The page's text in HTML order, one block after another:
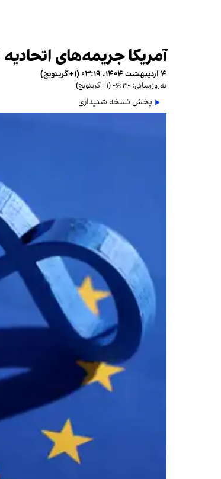
آمریکا جریمه‌های
۴ اردیبهشت ۱۴۰۴، ۰۳:۱۹ (‎+۱ گرینویچ)
به‌روزرسانی: ۰۶:۳۰ (‎+۱ گرینویچ)
پخش نسخه شنیداری